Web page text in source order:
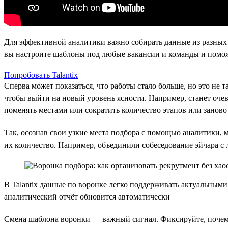
Для эффективной аналитики важно собирать данные из
вы настроите шаблоны под любые вакансии и команды и
Попробовать Talantix
Сперва может показаться, что работы стало больше, но это
чтобы выйти на новый уровень ясности. Например, станет
поменять местами или сократить количество этапов или
Так, осознав свои узкие места подбора с помощью
их количество. Например, объединили собеседование эйчара
В Talantix данные по воронке легко поддерживать
аналитический отчёт обновится автоматически
Смена шаблона воронки — важный сигнал. Фиксируйте,